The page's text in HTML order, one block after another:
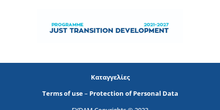
Καταγγελίες
Terms of use– Protection of Personal Data